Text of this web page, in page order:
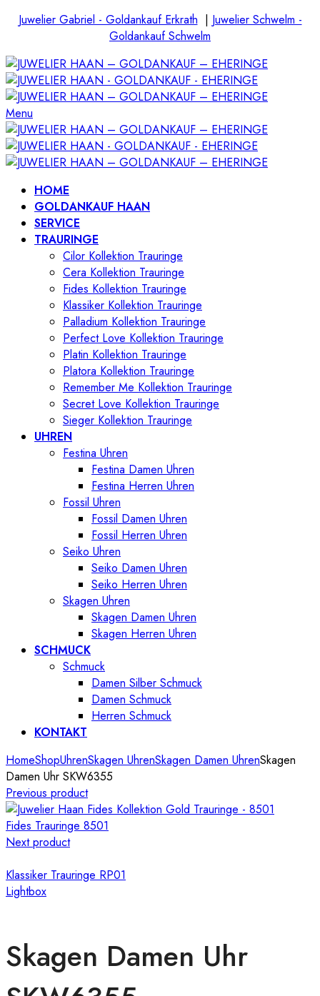
Juwelier Gabriel - Goldankauf Erkrath | Juwelier Schwelm -
Goldankauf Schwelm
Menu
HOME
GOLDANKAUF HAAN
SERVICE
TRAURINGE
Cilor Kollektion Trauringe
Cera Kollektion Trauringe
Fides Kollektion Trauringe
Klassiker Kollektion Trauringe
Palladium Kollektion Trauringe
Perfect Love Kollektion Trauringe
Platin Kollektion Trauringe
Platora Kollektion Trauringe
Remember Me Kollektion Trauringe
Secret Love Kollektion Trauringe
Sieger Kollektion Trauringe
UHREN
Festina Uhren
Festina Damen Uhren
Festina Herren Uhren
Fossil Uhren
Fossil Damen Uhren
Fossil Herren Uhren
Seiko Uhren
Seiko Damen Uhren
Seiko Herren Uhren
Skagen Uhren
Skagen Damen Uhren
Skagen Herren Uhren
SCHMUCK
Schmuck
Damen Silber Schmuck
Damen Schmuck
Herren Schmuck
KONTAKT
HomeShopUhrenSkagen UhrenSkagen Damen UhrenSkagen
Damen Uhr SKW6355
Previous product
Fides Trauringe 8501
Next product
Klassiker Trauringe RP01
Lightbox
Skagen Damen Uhr